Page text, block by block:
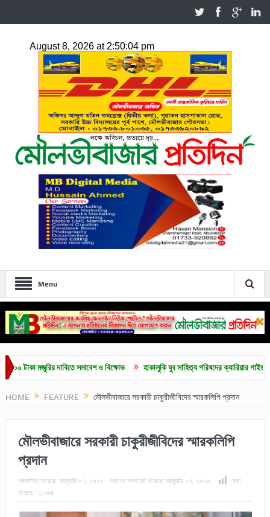
Menu
মজুরির দাবিতে সমাবেশ ও বিক্ষোভ হাকালুকি যুব সাহিত্য পরিষদের ক্যারিয়ার গাইডলাইন ও
HOME FEATURE মৌলভীবাজারে সরকারী চাকুরীজীবিদের স্মারকলিপি প্রদান
মৌলভীবাজারে সরকারী চাকুরীজীবিদের স্মারকলিপি
প্রদান
প্রকাশিত হয়েছে: জানুয়ারি ০৭, ২০২০ সর্বশেষ আপডেট হয়েছে: জানুয়ারি ০৭, ২০২০
দেখা
হয়েছে : ১,৩৬৪